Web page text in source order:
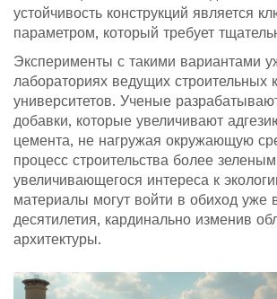
устойчивость конструкций является
параметром, который требует
Эксперименты с такими вариантами
лабораториях ведущих строительных
университетов. Ученые
добавки, которые увеличивают
цемента, не нагружая окружающую
процесс строительства более
увеличивающегося интереса к
материалы могут войти в обиход уже
десятилетия, кардинально изменив
архитектуры.